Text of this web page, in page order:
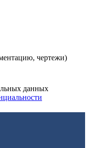
чертежи)
данных